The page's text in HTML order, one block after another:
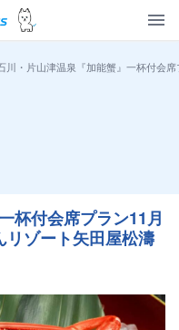
川・片山津温泉『加能蟹』一杯付会
杯付会席プラン11月
ゾート矢田屋松濤